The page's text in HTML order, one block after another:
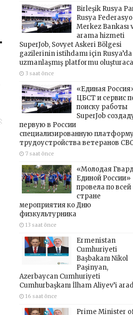
Birleşik Rusya
Rusya
Merkez Bankası
arama hizmeti
SuperJob, Sovyet Askeri Bölgesi
gazilerinin istihdamı için
uzmanlaşmış platformu
3 saat önce
«Единая
ЦБСТ и сервис
поиску работы
SuperJob
первую в России
специализированную
трудоустройства ветеранов
7 saat önce
«Молодая
Единой России»
провела по всей
стране
мероприятия ко Дню
физкультурника
13 saat önce
Ermenistan
Cumhuriyeti
Başbakanı Nikol
Paşinyan,
Azerbaycan Cumhuriyeti
Cumhurbaşkanı İlham Aliyev’i
16 saat önce
Prime Minister